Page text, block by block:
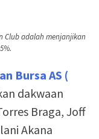
Club adalah menjanjikan
Bursa AS (
dakwaan
Braga, Joff
Akana